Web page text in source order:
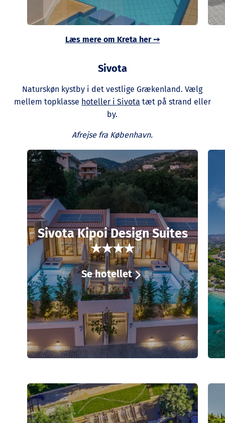
Læs mere om Kreta her ➙
Sivota
Naturskøn kystby i det vestlige Grækenland. Vælg
mellem topklasse hoteller i Sivota tæt på strand eller
by.
Afrejse fra København.
Sivota Kipoi Design Suites
★★★★
Se hotellet